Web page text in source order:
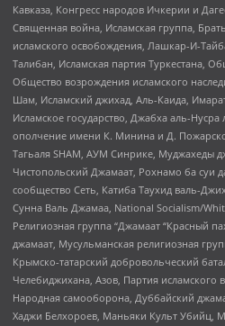
Кавказа, Конгресс народов Ичкерии и
Священная война, Исламская группа,
исламского освобождения, Лашкар-И-
Талибан, Исламская партия Туркестана,
Общество возрождения исламского
Шам, Исламский джихад, Аль-Каида,
Исламское государство, Джабха аль-
ополчение имени К. Минина и Д.
Тагьаля SHAM, АУМ Синрике, Муджахеды
Чистопольский Джамаат, Рохнамо ба суи
сообщество Сеть, Катиба Таухид валь-
Сунна Валь Джамаа, National Socialism/
Религиозная группа “Джамаат “Красный
джамаат, Мусульманская религиозная
Крымско-татарский добровольческий
Челебиджихана, Азов, Партия исламского
Народная самооборона, Дуббайский
Хаджи Белхороев, Маньяки Культ Убийц,